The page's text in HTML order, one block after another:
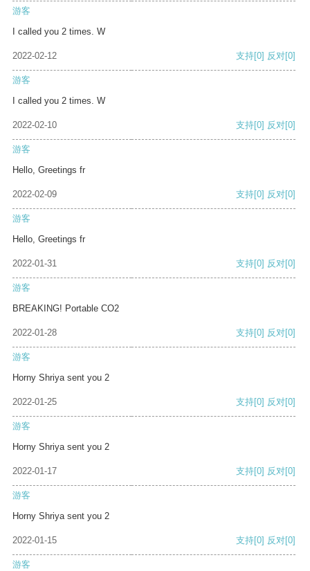
游客
I called you 2 times. W
2022-02-12 支持[0] 反对[0]
游客
I called you 2 times. W
2022-02-10 支持[0] 反对[0]
游客
Hello, Greetings fr
2022-02-09 支持[0] 反对[0]
游客
Hello, Greetings fr
2022-01-31 支持[0] 反对[0]
游客
BREAKING! Portable CO2
2022-01-28 支持[0] 反对[0]
游客
Horny Shriya sent you 2
2022-01-25 支持[0] 反对[0]
游客
Horny Shriya sent you 2
2022-01-17 支持[0] 反对[0]
游客
Horny Shriya sent you 2
2022-01-15 支持[0] 反对[0]
游客